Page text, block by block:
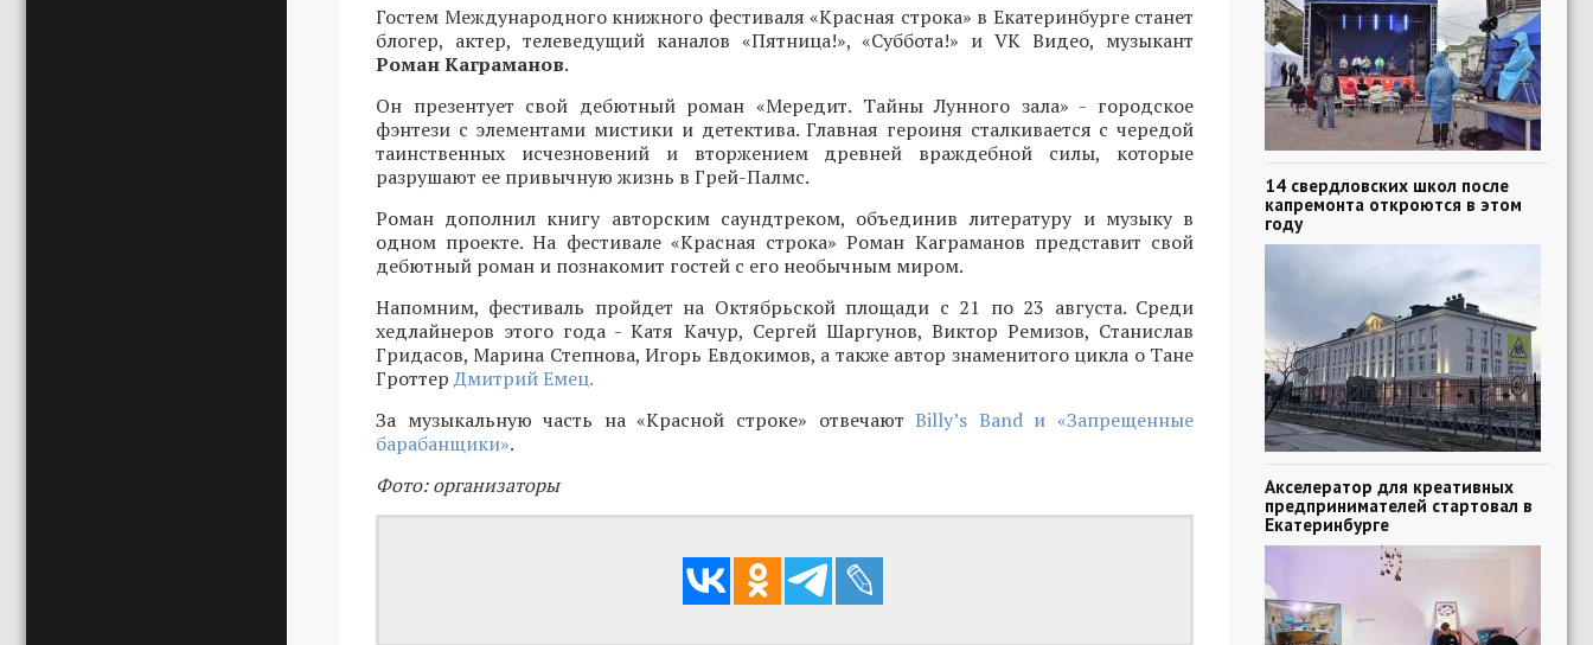
Гостем Международного книжного фестиваля «Красная строка» в Екатеринбурге станет
блогер, актер, телеведущий каналов «Пятница!», «Суббота!» и VK Видео, музыкант
Роман Каграманов.
Он презентует свой дебютный роман «Мередит. Тайны Лунного зала» - городское
фэнтези с элементами мистики и детектива. Главная героиня сталкивается с чередой
таинственных исчезновений и вторжением древней враждебной силы, которые
разрушают ее привычную жизнь в Грей-Палмс.
Роман дополнил книгу авторским саундтреком, объединив литературу и музыку в
одном проекте. На фестивале «Красная строка» Роман Каграманов представит свой
дебютный роман и познакомит гостей с его необычным миром.
Напомним, фестиваль пройдет на Октябрьской площади с 21 по 23 августа. Среди
хедлайнеров этого года - Катя Качур, Сергей Шаргунов, Виктор Ремизов, Станислав
Гридасов, Марина Степнова, Игорь Евдокимов, а также автор знаменитого цикла о Тане
ГроттерДмитрий Емец.
За музыкальную часть на «Красной строке» отвечаютBilly’s Band и «Запрещенные
барабанщики».
Фото: организаторы
14 свердловских школ после
капремонта откроются в этом
году
Акселератор для креативных
предпринимателей стартовал в
Екатеринбурге